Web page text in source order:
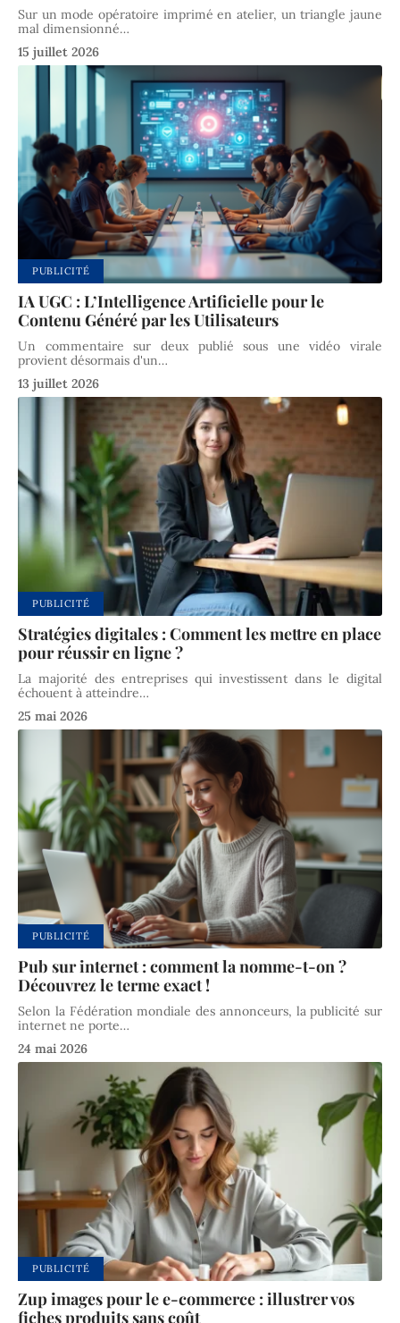
Sur un mode opératoire imprimé en atelier, un triangle jaune
mal dimensionné…
15 juillet 2026
PUBLICITÉ
IA UGC : L’Intelligence Artificielle pour le
Contenu Généré par les Utilisateurs
Un commentaire sur deux publié sous une vidéo virale
provient désormais d'un…
13 juillet 2026
PUBLICITÉ
Stratégies digitales : Comment les mettre en place
pour réussir en ligne ?
La majorité des entreprises qui investissent dans le digital
échouent à atteindre…
25 mai 2026
PUBLICITÉ
Pub sur internet : comment la nomme-t-on ?
Découvrez le terme exact !
Selon la Fédération mondiale des annonceurs, la publicité sur
internet ne porte…
24 mai 2026
PUBLICITÉ
Zup images pour le e-commerce : illustrer vos
fiches produits sans coût